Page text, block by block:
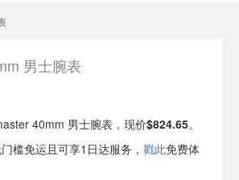
男士腕表
40mm 男士腕表，现价$824.65。
槛免运且可享1日达服务， 戳此免费体